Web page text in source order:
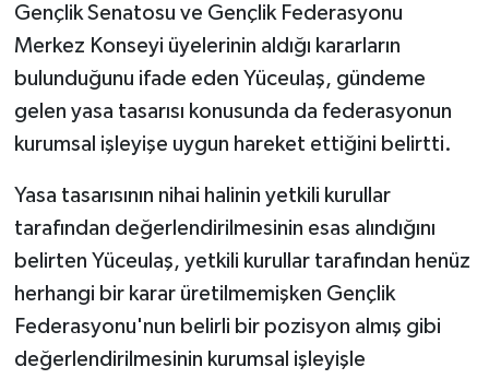
Gençlik Senatosu ve Gençlik Federasyonu
Merkez Konseyi üyelerinin aldığı kararların
bulunduğunu ifade eden Yüceulaş, gündeme
gelen yasa tasarısı konusunda da federasyonun
kurumsal işleyişe uygun hareket ettiğini belirtti.
Yasa tasarısının nihai halinin yetkili kurullar
tarafından değerlendirilmesinin esas alındığını
belirten Yüceulaş, yetkili kurullar tarafından henüz
herhangi bir karar üretilmemişken Gençlik
Federasyonu'nun belirli bir pozisyon almış gibi
değerlendirilmesinin kurumsal işleyişle